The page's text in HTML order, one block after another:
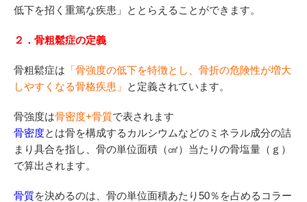
低下を招く重篤な疾患」ととらえることができます。
２．骨粗鬆症の定義
骨粗鬆症は 「骨強度の低下を特徴とし、骨折の危険性が増大
しやすくなる骨格疾患」
と定義されています。
骨強度は骨密度+骨質で表されます
骨密度とは骨を構成するカルシウムなどのミネラル成分の詰
まり具合を指し、骨の単位面積（㎠）当たりの骨塩量（ｇ）
で算出されます。
骨質を決めるのは、骨の単位面積あたり50％を占めるコラー